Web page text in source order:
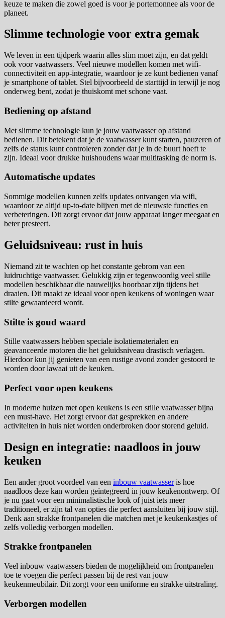
keuze te maken die zowel goed is voor je portemonnee als voor de
planeet.
Slimme technologie voor extra gemak
We leven in een tijdperk waarin alles slim moet zijn, en dat geldt
ook voor vaatwassers. Veel nieuwe modellen komen met wifi-
connectiviteit en app-integratie, waardoor je ze kunt bedienen vanaf
je smartphone of tablet. Stel bijvoorbeeld de starttijd in terwijl je nog
onderweg bent, zodat je thuiskomt met schone vaat.
Bediening op afstand
Met slimme technologie kun je jouw vaatwasser op afstand
bedienen. Dit betekent dat je de vaatwasser kunt starten, pauzeren of
zelfs de status kunt controleren zonder dat je in de buurt hoeft te
zijn. Ideaal voor drukke huishoudens waar multitasking de norm is.
Automatische updates
Sommige modellen kunnen zelfs updates ontvangen via wifi,
waardoor ze altijd up-to-date blijven met de nieuwste functies en
verbeteringen. Dit zorgt ervoor dat jouw apparaat langer meegaat en
beter presteert.
Geluidsniveau: rust in huis
Niemand zit te wachten op het constante gebrom van een
luidruchtige vaatwasser. Gelukkig zijn er tegenwoordig veel stille
modellen beschikbaar die nauwelijks hoorbaar zijn tijdens het
draaien. Dit maakt ze ideaal voor open keukens of woningen waar
stilte gewaardeerd wordt.
Stilte is goud waard
Stille vaatwassers hebben speciale isolatiematerialen en
geavanceerde motoren die het geluidsniveau drastisch verlagen.
Hierdoor kun jij genieten van een rustige avond zonder gestoord te
worden door lawaai uit de keuken.
Perfect voor open keukens
In moderne huizen met open keukens is een stille vaatwasser bijna
een must-have. Het zorgt ervoor dat gesprekken en andere
activiteiten in huis niet worden onderbroken door storend geluid.
Design en integratie: naadloos in jouw
keuken
Een ander groot voordeel van een inbouw vaatwasseris hoe
naadloos deze kan worden geïntegreerd in jouw keukenontwerp. Of
je nu gaat voor een minimalistische look of juist iets meer
traditioneel, er zijn tal van opties die perfect aansluiten bij jouw stijl.
Denk aan strakke frontpanelen die matchen met je keukenkastjes of
zelfs volledig verborgen modellen.
Strakke frontpanelen
Veel inbouw vaatwassers bieden de mogelijkheid om frontpanelen
toe te voegen die perfect passen bij de rest van jouw
keukenmeubilair. Dit zorgt voor een uniforme en strakke uitstraling.
Verborgen modellen